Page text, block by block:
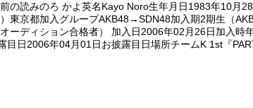
の読みのろ かよ英名Kayo Noro生年月日1983年10月
東京都加入グループAKB48→SDN48加入期2期生（
ーディション合格者） 加入日2006年02月26日加入時
目日2006年04月01日お披露目日場所チームK 1st『